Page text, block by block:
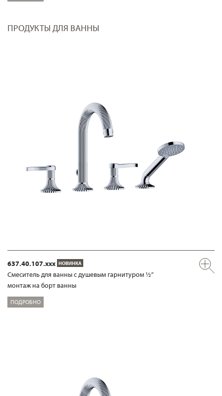
ПРОДУКТЫ ДЛЯ ВАННЫ
637.40.107.xxx НОВИНКА
Смеситель для ванны с душевым гарнитуром ½“
монтаж на борт ванны
ПОДРОБНО